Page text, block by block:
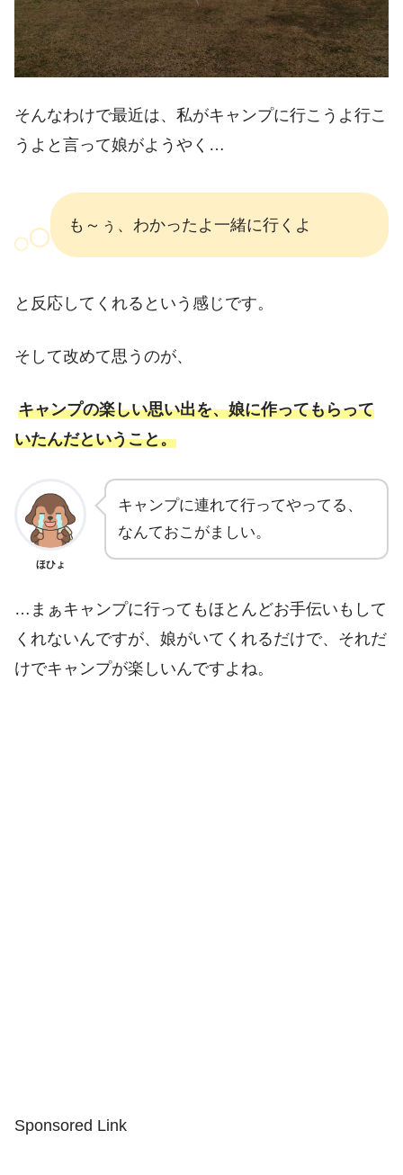
そんなわけで最近は、私がキャンプに行こうよ行こ
うよと言って娘がようやく…
も～ぅ、わかったよ一緒に行くよ
と反応してくれるという感じです。
そして改めて思うのが、
キャンプの楽しい思い出を、娘に作ってもらって
いたんだということ。
ほひょ
キャンプに連れて行ってやってる、
なんておこがましい。
…まぁキャンプに行ってもほとんどお手伝いもして
くれないんですが、娘がいてくれるだけで、それだ
けでキャンプが楽しいんですよね。
Sponsored Link